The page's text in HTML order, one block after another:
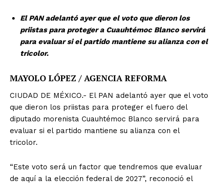
El PAN adelantó ayer que el voto que dieron los
priistas para proteger a Cuauhtémoc Blanco servirá
para evaluar si el partido mantiene su alianza con el
tricolor.
MAYOLO LÓPEZ / AGENCIA REFORMA
CIUDAD DE MÉXICO.- El PAN adelantó ayer que el voto
que dieron los priistas para proteger el fuero del
diputado morenista Cuauhtémoc Blanco servirá para
evaluar si el partido mantiene su alianza con el
tricolor.
“Este voto será un factor que tendremos que evaluar
de aquí a la elección federal de 2027”, reconoció el